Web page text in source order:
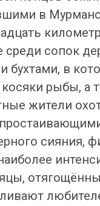
в
сопок
бухтами, в
рыбы,
жители
сияния,